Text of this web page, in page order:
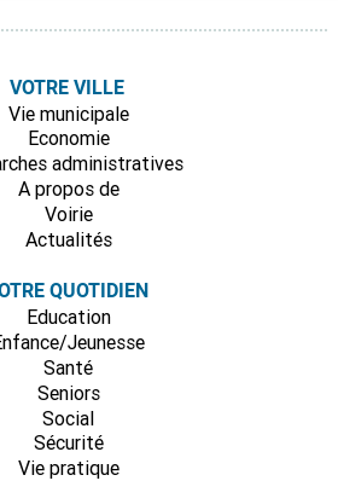
VOTRE VILLE
Vie municipale
Economie
administratives
A propos de
Voirie
Actualités
QUOTIDIEN
Education
Jeunesse
Santé
Seniors
Social
Sécurité
Vie pratique